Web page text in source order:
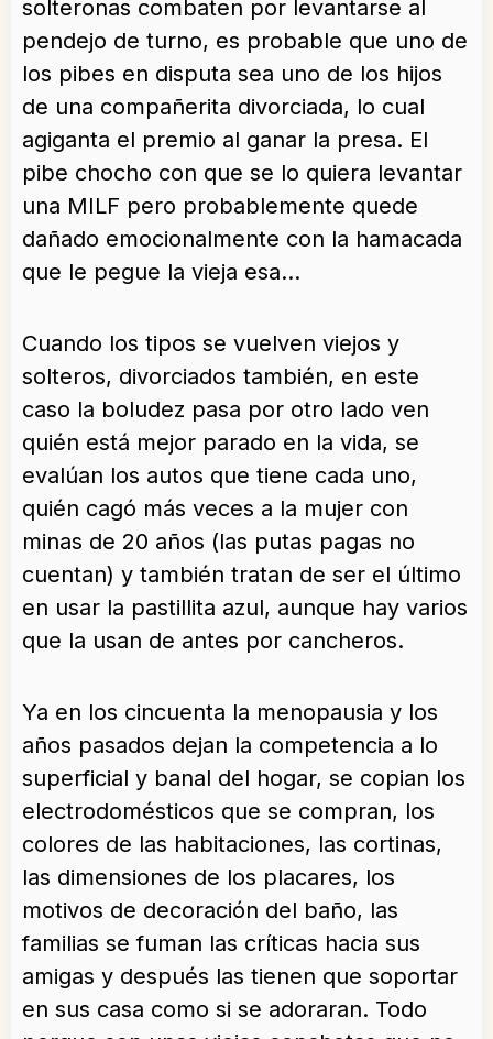
solteronas combaten por levantarse al
pendejo de turno, es probable que uno de
los pibes en disputa sea uno de los hijos
de una compañerita divorciada, lo cual
agiganta el premio al ganar la presa. El
pibe chocho con que se lo quiera levantar
una MILF pero probablemente quede
dañado emocionalmente con la hamacada
que le pegue la vieja esa…
Cuando los tipos se vuelven viejos y
solteros, divorciados también, en este
caso la boludez pasa por otro lado ven
quién está mejor parado en la vida, se
evalúan los autos que tiene cada uno,
quién cagó más veces a la mujer con
minas de 20 años (las putas pagas no
cuentan) y también tratan de ser el último
en usar la pastillita azul, aunque hay varios
que la usan de antes por cancheros.
Ya en los cincuenta la menopausia y los
años pasados dejan la competencia a lo
superficial y banal del hogar, se copian los
electrodomésticos que se compran, los
colores de las habitaciones, las cortinas,
las dimensiones de los placares, los
motivos de decoración del baño, las
familias se fuman las críticas hacia sus
amigas y después las tienen que soportar
en sus casa como si se adoraran. Todo